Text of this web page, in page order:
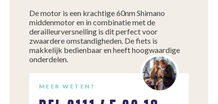
De motor is een krachtige 60nm Shimano
middenmotor en in combinatie met de
derailleurversnelling is dit perfect voor
zwaardere omstandigheden. De fiets is
makkelijk bedienbaar en heeft hoogwaardige
onderdelen.
MEER WETEN?